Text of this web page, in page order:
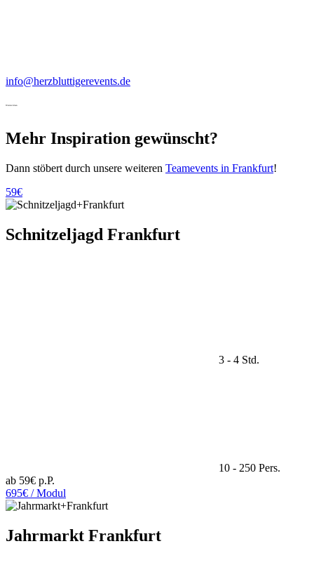
info@herzbluttigerevents.de
Weitere Ideen
Mehr Inspiration gewünscht?
Dann stöbert durch unsere weiteren Teamevents in Frankfurt!
59€
Schnitzeljagd Frankfurt
3 - 4 Std.
10 - 250 Pers.
ab 59€ p.P.
695€ / Modul
Jahrmarkt Frankfurt